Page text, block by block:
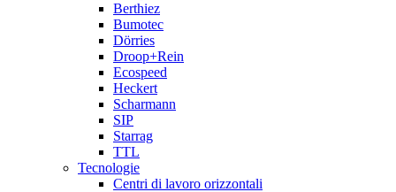
Berthiez
Bumotec
Dörries
Droop+Rein
Ecospeed
Heckert
Scharmann
SIP
Starrag
TTL
Tecnologie
Centri di lavoro orizzontali